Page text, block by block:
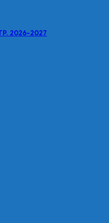
2026-2027